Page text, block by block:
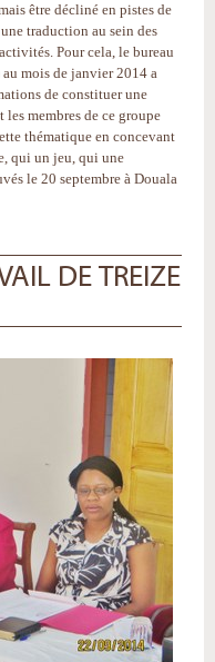
être décliné en pistes de
traduction au sein des
Pour cela, le bureau
mois de janvier 2014 a
de constituer une
les membres de ce groupe
thématique en concevant
qui un jeu, qui une
le 20 septembre à Douala
DE TREIZE